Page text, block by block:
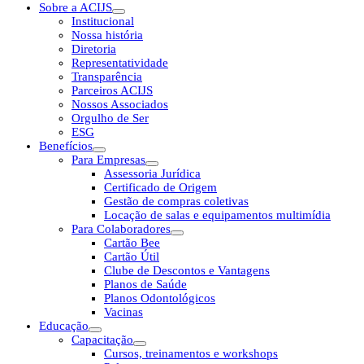
Sobre a ACIJS
Institucional
Nossa história
Diretoria
Representatividade
Transparência
Parceiros ACIJS
Nossos Associados
Orgulho de Ser
ESG
Benefícios
Para Empresas
Assessoria Jurídica
Certificado de Origem
Gestão de compras coletivas
Locação de salas e equipamentos multimídia
Para Colaboradores
Cartão Bee
Cartão Útil
Clube de Descontos e Vantagens
Planos de Saúde
Planos Odontológicos
Vacinas
Educação
Capacitação
Cursos, treinamentos e workshops